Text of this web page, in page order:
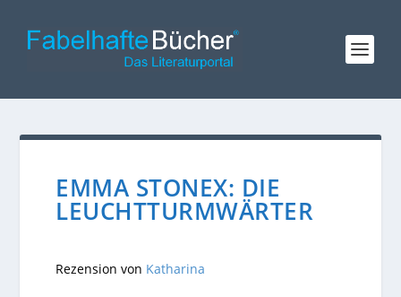
EMMA STONEX: DIE
LEUCHTTURMWÄRTER
Rezension von Katharina